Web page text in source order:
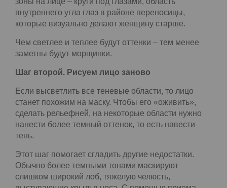
не исчезнут.
К тому же высветление помогает спрятать
область внутреннего угла глаз в районе
переносицы, которые визуально делают женщину
старше.
Чем светлее и теплее будут оттенки – тем менее
Шаг второй. Рисуем лицо заново
Если высветлить все теневые области, то лицо
сделать рельефней, на некоторые области нужно
нанести более темный оттенок, то есть навести
тень.